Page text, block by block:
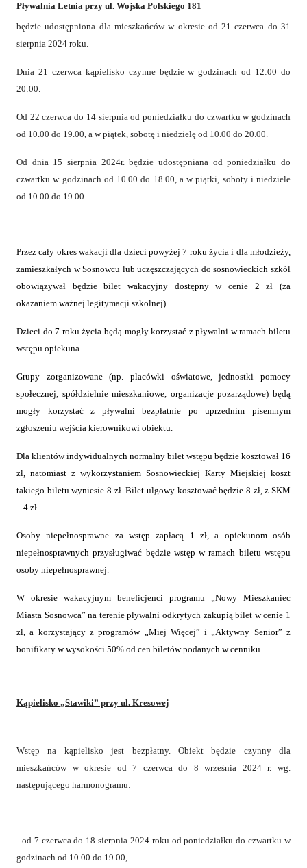
Pływalnia Letnia przy ul. Wojska Polskiego 181
będzie udostępniona dla mieszkańców w okresie od 21 czerwca do 31
sierpnia 2024 roku.
Dnia 21 czerwca kąpielisko czynne będzie w godzinach od 12:00 do
20:00.
Od 22 czerwca do 14 sierpnia od poniedziałku do czwartku w godzinach
od 10.00 do 19.00, a w piątek, sobotę i niedzielę od 10.00 do 20.00.
Od dnia 15 sierpnia 2024r. będzie udostępniana od poniedziałku do
czwartku w godzinach od 10.00 do 18.00, a w piątki, soboty i niedziele
od 10.00 do 19.00.
Przez cały okres wakacji dla dzieci powyżej 7 roku życia i dla młodzieży,
zamieszkałych w Sosnowcu lub uczęszczających do sosnowieckich szkół
obowiązywał będzie bilet wakacyjny dostępny w cenie 2 zł (za
okazaniem ważnej legitymacji szkolnej).
Dzieci do 7 roku życia będą mogły korzystać z pływalni w ramach biletu
wstępu opiekuna.
Grupy zorganizowane (np. placówki oświatowe, jednostki pomocy
społecznej, spółdzielnie mieszkaniowe, organizacje pozarządowe) będą
mogły korzystać z pływalni bezpłatnie po uprzednim pisemnym
zgłoszeniu wejścia kierownikowi obiektu.
Dla klientów indywidualnych normalny bilet wstępu będzie kosztował 16
zł, natomiast z wykorzystaniem Sosnowieckiej Karty Miejskiej koszt
takiego biletu wyniesie 8 zł. Bilet ulgowy kosztować będzie 8 zł, z SKM
– 4 zł.
Osoby niepełnosprawne za wstęp zapłacą 1 zł, a opiekunom osób
niepełnosprawnych przysługiwać będzie wstęp w ramach biletu wstępu
osoby niepełnosprawnej.
W okresie wakacyjnym beneficjenci programu „Nowy Mieszkaniec
Miasta Sosnowca” na terenie pływalni odkrytych zakupią bilet w cenie 1
zł, a korzystający z programów „Miej Więcej” i „Aktywny Senior” z
bonifikaty w wysokości 50% od cen biletów podanych w cenniku.
Kąpielisko „Stawiki” przy ul. Kresowej
Wstęp na kąpielisko jest bezpłatny. Obiekt będzie czynny dla
mieszkańców w okresie od 7 czerwca do 8 września 2024 r. wg.
następującego harmonogramu:
- od 7 czerwca do 18 sierpnia 2024 roku od poniedziałku do czwartku w
godzinach od 10.00 do 19.00,